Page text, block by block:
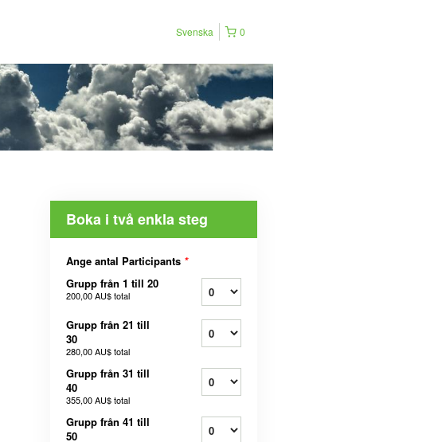
0
Svenska
Boka i två enkla steg
Ange antal Participants *
Grupp från 1 till 20
200,00 AU$total
Grupp från 21 till
30
280,00 AU$total
Grupp från 31 till
40
355,00 AU$total
Grupp från 41 till
50